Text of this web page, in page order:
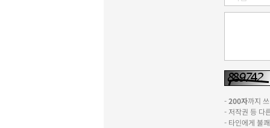
-200자까지
- 저작권 등 다
- 타인에게 불